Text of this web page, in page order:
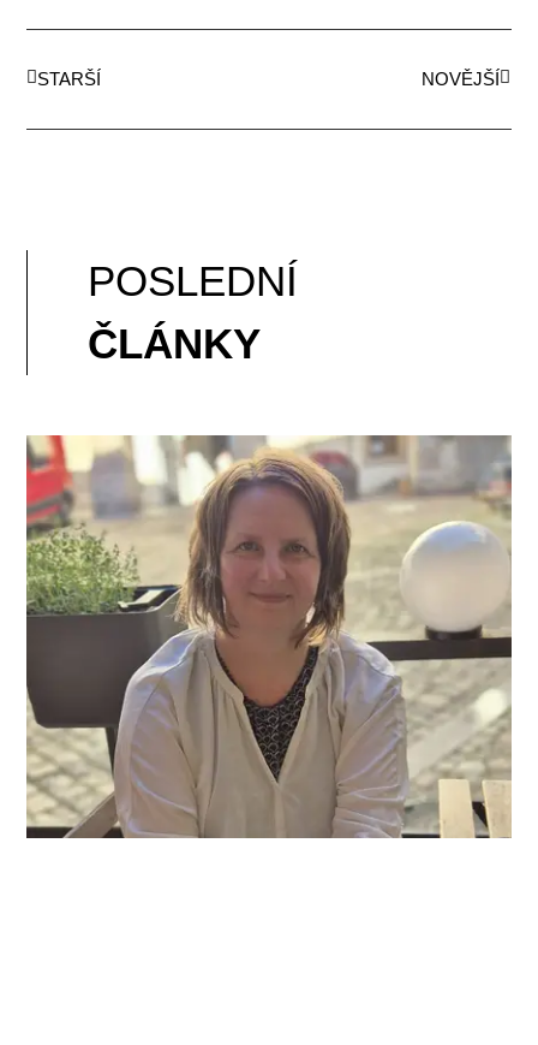
STARŠÍ NOVĚJŠÍ
POSLEDNÍ
ČLÁNKY